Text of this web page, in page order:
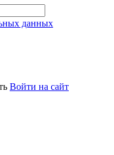
данных
Войти на сайт